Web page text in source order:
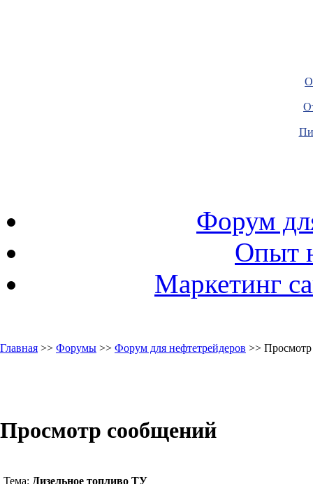
Форум
Опыт
Маркетинг
Главная >> Форумы >> Форум для нефтетрейдеров >>
Просмотр сообщений
Тема: Дизельное топливо ТУ